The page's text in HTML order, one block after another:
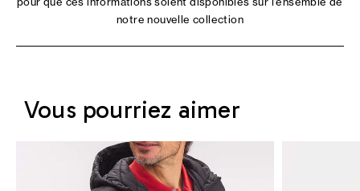
notre nouvelle collection
Vous pourriez aimer